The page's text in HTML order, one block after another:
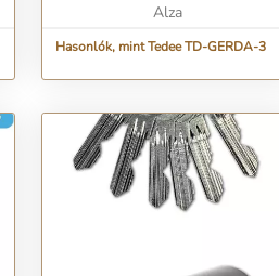
Alza
Hasonlók, mint Tedee TD-GERDA-3